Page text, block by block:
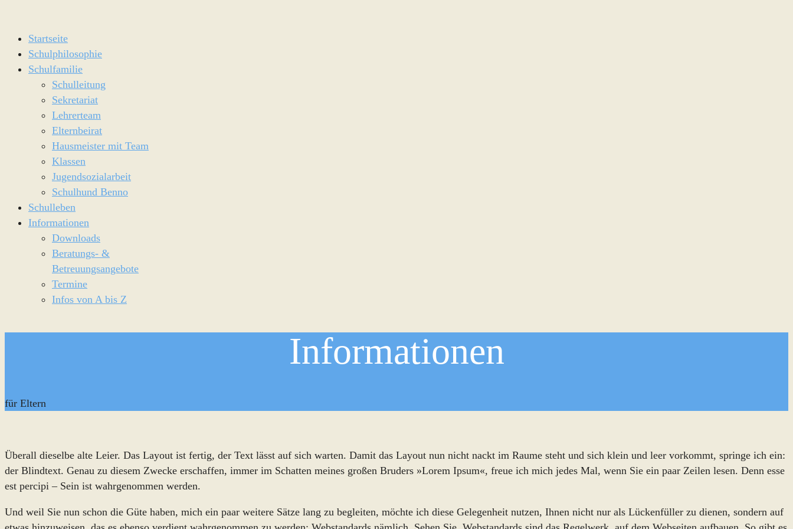
Startseite
Schulphilosophie
Schulfamilie
Schulleitung
Sekretariat
Lehrerteam
Elternbeirat
Hausmeister mit Team
Klassen
Jugendsozialarbeit
Schulhund Benno
Schulleben
Informationen
Downloads
Beratungs- &
Betreuungsangebote
Termine
Infos von A bis Z
Informationen
für Eltern
Überall dieselbe alte Leier. Das Layout ist fertig, der Text lässt auf sich warten. Damit das Layout nun nicht nackt im Raume steht und sich klein und leer vorkommt, springe ich ein:
der Blindtext. Genau zu diesem Zwecke erschaffen, immer im Schatten meines großen Bruders »Lorem Ipsum«, freue ich mich jedes Mal, wenn Sie ein paar Zeilen lesen. Denn esse
est percipi – Sein ist wahrgenommen werden.
Und weil Sie nun schon die Güte haben, mich ein paar weitere Sätze lang zu begleiten, möchte ich diese Gelegenheit nutzen, Ihnen nicht nur als Lückenfüller zu dienen, sondern auf